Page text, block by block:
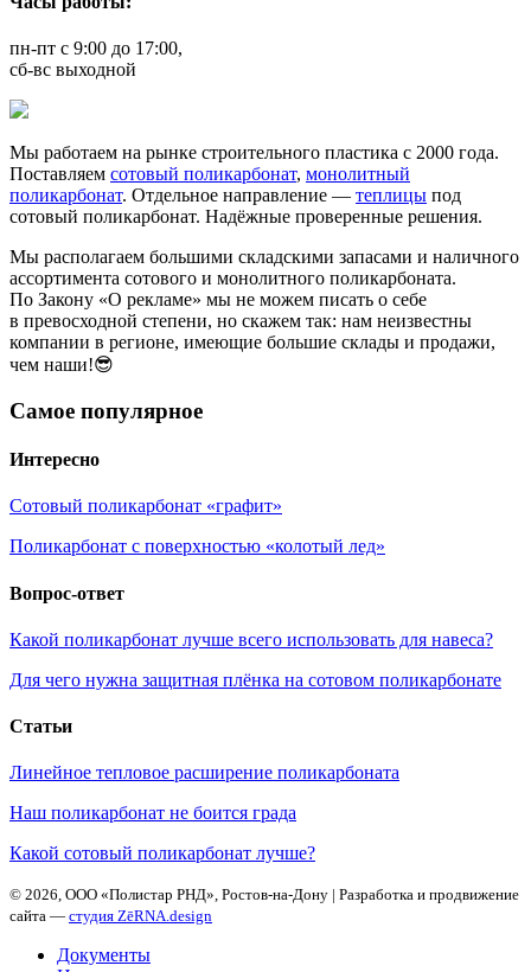
пн-пт с 9:00 до 17:00,
сб-вс выходной
Мы работаем на рынке строительного пластика с 2000 года.
Поставляем сотовый поликарбонат, монолитный
поликарбонат. Отдельное направление — теплицы под
сотовый поликарбонат. Надёжные проверенные решения.
Мы располагаем большими складскими запасами и наличного
ассортимента сотового и монолитного поликарбоната.
По Закону «О рекламе» мы не можем писать о себе
в превосходной степени, но скажем так: нам неизвестны
компании в регионе, имеющие большие склады и продажи,
чем наши!😎
Самое популярное
Интересно
Сотовый поликарбонат «графит»
Поликарбонат с поверхностью «колотый лед»
Вопрос-ответ
Какой поликарбонат лучше всего использовать для навеса?
Для чего нужна защитная плёнка на сотовом поликарбонате
Статьи
Линейное тепловое расширение поликарбоната
Наш поликарбонат не боится града
Какой сотовый поликарбонат лучше?
© 2026, ООО «Полистар РНД», Ростов-на-Дону | Разработка и продвижение
сайта — студия ZēRNA.design
Документы